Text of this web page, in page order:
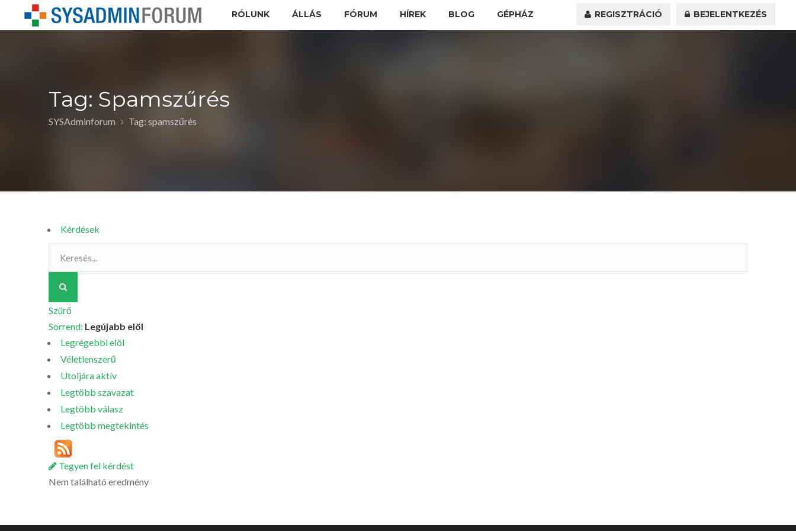
RÓLUNK ÁLLÁS FÓRUM HÍREK BLOG GÉPHÁZ REGISZTRÁCIÓ BEJELENTKEZÉS
Tag: Spamszűrés
SYSAdminforum Tag: spamszűrés
Kérdések
Szürő
Sorrend: Legújabb elöl
Legrégebbi elöl
Véletlenszerű
Utoljára aktív
Legtöbb szavazat
Legtöbb válasz
Legtöbb megtekintés
Tegyen fel kérdést
Nem található eredmény